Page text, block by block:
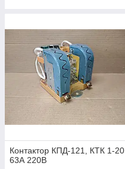
Контактор КПД-121, КТК 1-20
63А 220В